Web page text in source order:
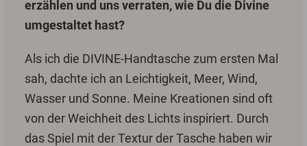
erzählen und uns verraten, wie Du die Divine
umgestaltet hast?
Als ich die DIVINE-Handtasche zum ersten Mal
sah, dachte ich an Leichtigkeit, Meer, Wind,
Wasser und Sonne. Meine Kreationen sind oft
von der Weichheit des Lichts inspiriert. Durch
das Spiel mit der Textur der Tasche haben wir